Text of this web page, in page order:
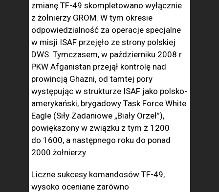
zmianę TF-49 skompletowano wyłącznie
z żołnierzy GROM. W tym okresie
odpowiedzialność za operacje specjalne
w misji ISAF przejęło ze strony polskiej
DWS. Tymczasem, w październiku 2008 r.
PKW Afganistan przejął kontrolę nad
prowincją Ghazni, od tamtej pory
występując w strukturze ISAF jako polsko-
amerykański, brygadowy Task Force White
Eagle (Siły Zadaniowe „Biały Orzeł”),
powiększony w związku z tym z 1200
do 1600, a następnego roku do ponad
2000 żołnierzy.
Liczne sukcesy komandosów TF-49,
wysoko oceniane zarówno